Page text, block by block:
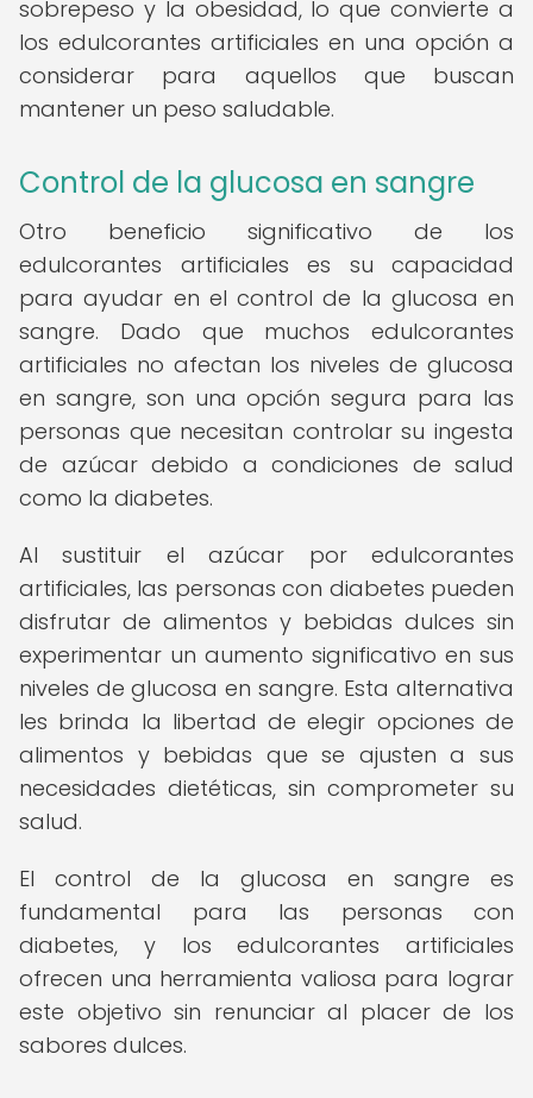
sobrepeso y la obesidad, lo que convierte a
los edulcorantes artificiales en una opción a
considerar para aquellos que buscan
mantener un peso saludable.
Control de la glucosa en sangre
Otro beneficio significativo de los
edulcorantes artificiales es su capacidad
para ayudar en el control de la glucosa en
sangre. Dado que muchos edulcorantes
artificiales no afectan los niveles de glucosa
en sangre, son una opción segura para las
personas que necesitan controlar su ingesta
de azúcar debido a condiciones de salud
como la diabetes.
Al sustituir el azúcar por edulcorantes
artificiales, las personas con diabetes pueden
disfrutar de alimentos y bebidas dulces sin
experimentar un aumento significativo en sus
niveles de glucosa en sangre. Esta alternativa
les brinda la libertad de elegir opciones de
alimentos y bebidas que se ajusten a sus
necesidades dietéticas, sin comprometer su
salud.
El control de la glucosa en sangre es
fundamental para las personas con
diabetes, y los edulcorantes artificiales
ofrecen una herramienta valiosa para lograr
este objetivo sin renunciar al placer de los
sabores dulces.